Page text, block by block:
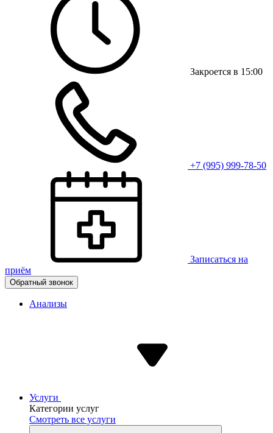
Закроется в 15:00
+7 (995) 999-78-50
Записаться на
приём
Обратный звонок
Анализы
Услуги
Категории услуг
Смотреть все услуги